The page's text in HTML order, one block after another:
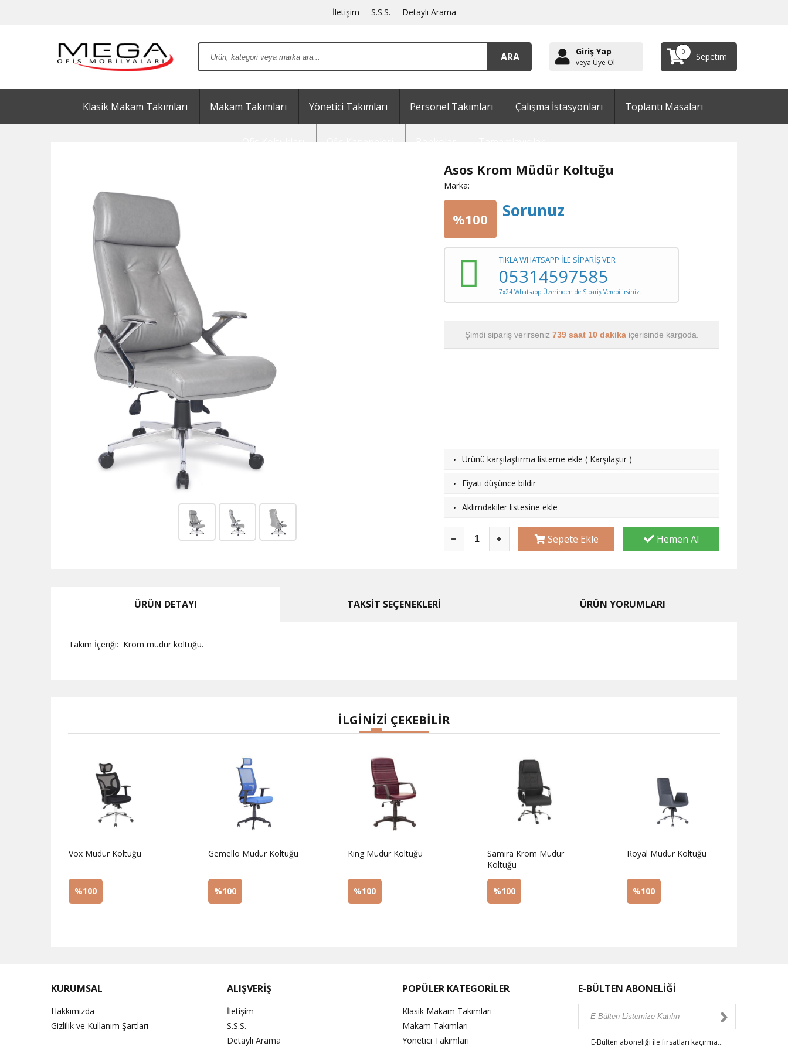
İletişim S.S.S. Detaylı Arama
Giriş Yap
veya Üye Ol
0 Sepetim
Klasik Makam Takımları Makam Takımları Yönetici Takımları Personel Takımları Çalışma İstasyonları Toplantı Masaları
Asos Krom Müdür Koltuğu
Marka:
%100 Sorunuz
TIKLA WHATSAPP İLE SİPARİŞ VER
05314597585
7x24 Whatsapp Üzerinden de Sipariş Verebilirsiniz.
Şimdi sipariş verirseniz 739 saat 10 dakika içerisinde kargoda.
· Ürünü karşılaştırma listeme ekle ( Karşılaştır )
· Fiyatı düşünce bildir
· Aklımdakiler listesine ekle
Sepete Ekle Hemen Al
ÜRÜN DETAYI TAKSİT SEÇENEKLERİ ÜRÜN YORUMLARI
Takım İçeriği: Krom müdür koltuğu.
İLGİNİZİ ÇEKEBİLİR
Vox Müdür Koltuğu
%100
Gemello Müdür Koltuğu
%100
King Müdür Koltuğu
%100
Samira Krom Müdür
Koltuğu
%100
Royal Müdür Koltuğu
%100
KURUMSAL
Hakkımızda
Gizlilik ve Kullanım Şartları
ALIŞVERİŞ
İletişim
S.S.S.
Detaylı Arama
POPÜLER KATEGORİLER
Klasik Makam Takımları
Makam Takımları
Yönetici Takımları
E-BÜLTEN ABONELİĞİ
E-Bülten aboneliği ile fırsatları kaçırma...